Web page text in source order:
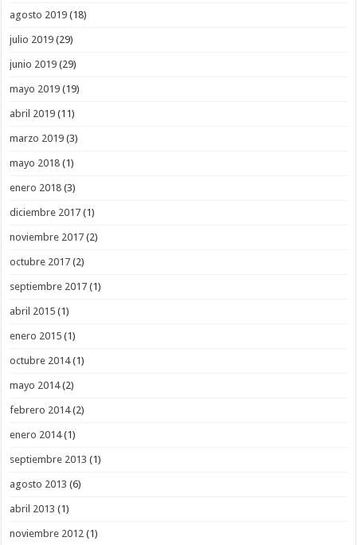
agosto 2019 (18)
julio 2019 (29)
junio 2019 (29)
mayo 2019 (19)
abril 2019 (11)
marzo 2019 (3)
mayo 2018 (1)
enero 2018 (3)
diciembre 2017 (1)
noviembre 2017 (2)
octubre 2017 (2)
septiembre 2017 (1)
abril 2015 (1)
enero 2015 (1)
octubre 2014(1)
mayo 2014(2)
febrero 2014(2)
enero 2014(1)
septiembre 2013 (1)
agosto 2013 (6)
abril 2013 (1)
noviembre 2012 (1)